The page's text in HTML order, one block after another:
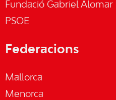
Fundació Gabriel Alomar
PSOE
Federacions
Mallorca
Menorca